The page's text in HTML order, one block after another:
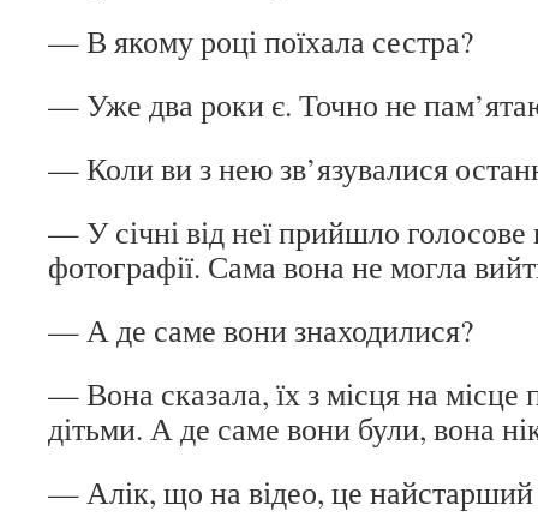
— В якому році поїхала сестра?
— Уже два роки є. Точно не
— Коли ви з нею зв’язувалися
— У січні від неї прийшло голосове
фотографії. Сама вона не могла
— А де саме вони знаходилися?
— Вона сказала, їх з місця на місце
дітьми. А де саме вони були, вона
— Алік, що на відео, це найстарший